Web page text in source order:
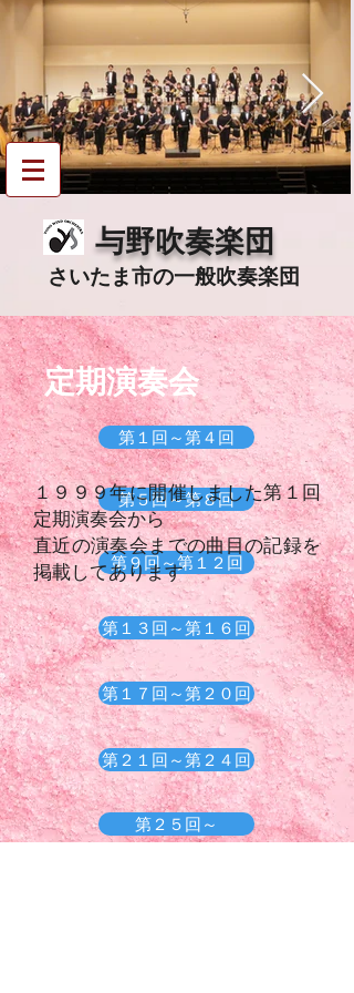
与野吹奏楽団
since 1995
​​与野吹奏楽団
さいたま市の一般吹奏楽団
定期演奏会
第１回～第４回
第５回～第８回
第９回～第１２回
第１３回～第１６回
第１７回～第２０回
第２１回～第２４回
第２５回～
１９９９年に開催しました第１回
定期演奏会から
直近の演奏会までの曲目の記録を
掲載してあります